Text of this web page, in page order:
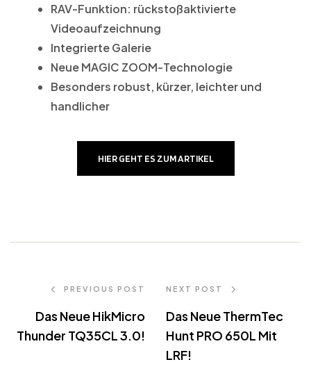
RAV-Funktion: rückstoßaktivierte
Videoaufzeichnung
Integrierte Galerie
Neue MAGIC ZOOM-Technologie
Besonders robust, kürzer, leichter und
handlicher
HIER GEHT ES ZUM ARTIKEL
PREVIOUS POST
Das Neue HikMicro
Thunder TQ35CL 3.0!
NEXT POST
Das Neue ThermTec
Hunt PRO 650L Mit
LRF!